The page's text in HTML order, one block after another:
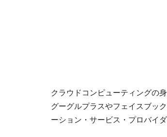
クラウドコンピューティングの
グーグルプラスやフェイスブッ
ーション・サービス・プロバイ